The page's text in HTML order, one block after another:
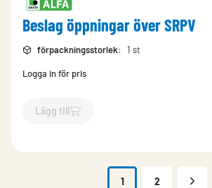
Beslag öppningar över SRPV
förpackningsstorlek: 1 st
Logga in för pris
Lägg till
`$Lägg till
1 2